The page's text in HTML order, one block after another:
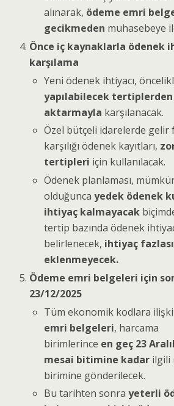
alınarak, ödeme emri
gecikmeden muhasebeye
Önce iç kaynaklarla ödenek
karşılama
Yeni ödenek ihtiyacı,
yapılabilecek tertiplerden
aktarmayla karşılanacak.
Özel bütçeli idarelerde gelir
karşılığı ödenek kayıtları,
tertipleri için kullanılacak.
Ödenek planlaması,
olduğuncayedek ödenek
ihtiyaç kalmayacak
tertip bazında ödenek
belirlenecek, ihtiyaç
eklenmeyecek.
Ödeme emri belgeleri için
23/12/2025
Tüm ekonomik kodlara
emri belgeleri, harcama
birimlerince en geç 23
mesai bitimine kadar ilgili
birimine gönderilecek.
Bu tarihten sonrayeterli